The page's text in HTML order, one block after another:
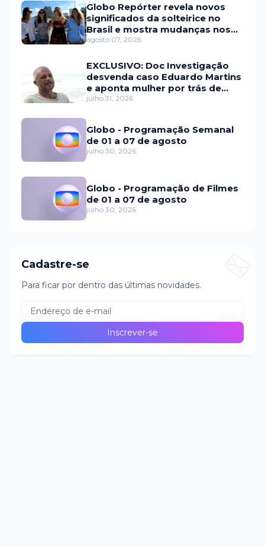
Globo Repórter revela novos
significados da solteirice no
Brasil e mostra mudanças nos
relacionamentos
agosto 07, 2026
EXCLUSIVO: Doc Investigação
desvenda caso Eduardo Martins
e aponta mulher por trás de
fraude internacional
julho 31, 2026
Globo - Programação Semanal
de 01 a 07 de agosto
julho 30, 2026
Globo - Programação de Filmes
de 01 a 07 de agosto
julho 30, 2026
Cadastre-se
Para ficar por dentro das últimas novidades.